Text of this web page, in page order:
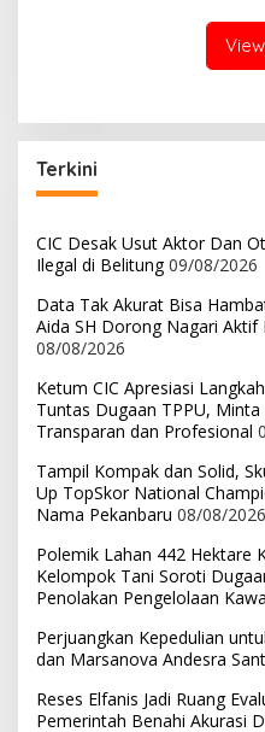
Terkini
CIC Desak Usut Aktor Dan
Ilegal di Belitung 09/08/2026
Data Tak Akurat Bisa
Aida SH Dorong Nagari Aktif
08/08/2026
Ketum CIC Apresiasi
Tuntas Dugaan TPPU,
Transparan dan Profesional
Tampil Kompak dan Solid,
Up TopSkor National
Nama Pekanbaru 08/08/2026
Polemik Lahan 442 Hektare
Kelompok Tani Soroti
Penolakan Pengelolaan
Perjuangkan Kepedulian
dan Marsanova Andesra
Reses Elfanis Jadi Ruang
Pemerintah Benahi Akurasi